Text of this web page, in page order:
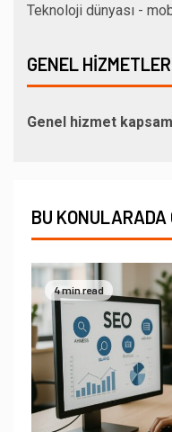
Teknoloji dünyası -
GENEL HIZMETLER
Genel hizmet
BU KONULARADA
4 min read